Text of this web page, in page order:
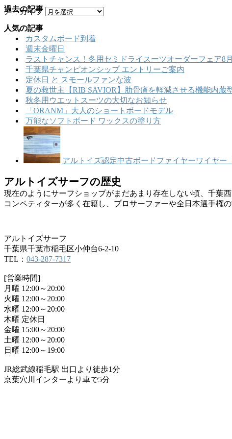
過去の記事
アーカイブ
人気の記事
カスタムボード到着
週末金曜日
ラストチャンス！冬用セミドライスーツオーダーフェア8月
千葉県チャンピオンシップ エントリーご案内
定休日 と スモールファンな波
夏の救世主【RIB SAVIOR】肋骨痛を軽減させる機能内蔵
秋冬用ウエットスーツの大切なお知らせ
「ORANM」大人のショートボードモデル
万能なソフトボード ワックスの塗り方
アルトイズ認定中古ボードファイヤーワイヤー
アルトイズサーフの歴史
現在のようにサーフショップがまだあまり存在しない頃、千葉
コンペティターが多く在籍し、プロサーファーや全日本選手権
アルトイズサーフ
千葉県千葉市稲毛区小仲台6-2-10
TEL： 043-287-7317
[営業時間]
月曜 12:00～20:00
火曜 12:00～20:00
水曜 12:00～20:00
木曜 定休日
金曜 15:00～20:00
土曜 12:00～20:00
日曜 12:00～19:00
JR総武線稲毛駅 出口より徒歩1分
京葉穴川インターより車で5分